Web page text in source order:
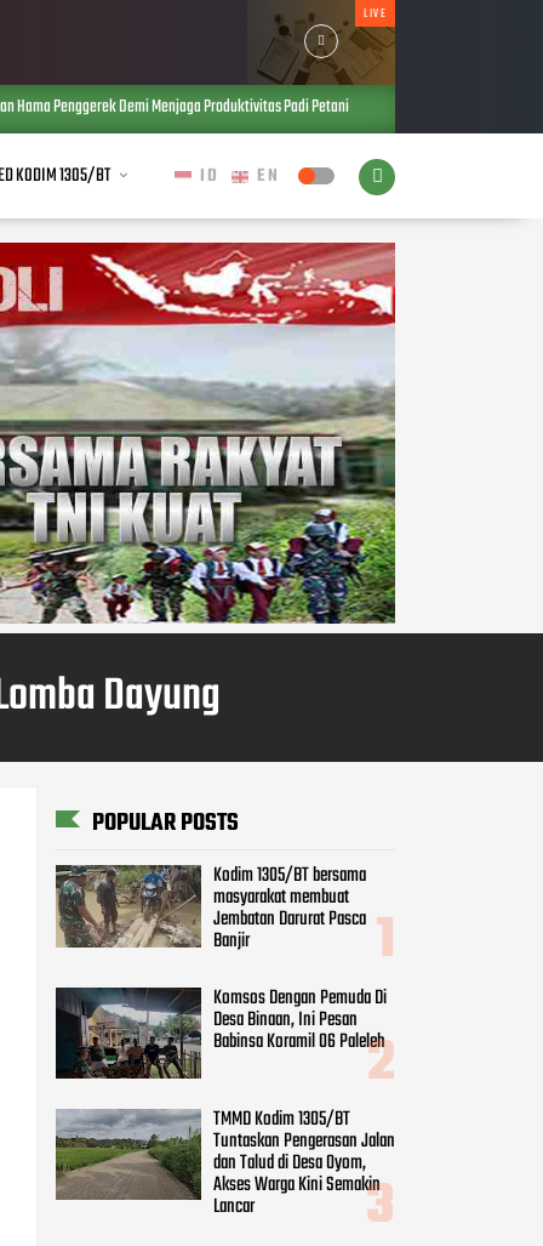
LIVE
Demi Menjaga Produktivitas Padi Petani AUG 07, 2026
KODIM 1305/BT
Dayung
POPULAR POSTS
Kodim 1305/BT bersama
masyarakat membuat
Jembatan Darurat Pasca
Banjir
Komsos Dengan Pemuda Di
Desa Binaan, Ini Pesan
Babinsa Koramil 06 Paleleh
TMMD Kodim 1305/BT
Tuntaskan Pengerasan Jalan
dan Talud di Desa Oyom,
Akses Warga Kini Semakin
Lancar